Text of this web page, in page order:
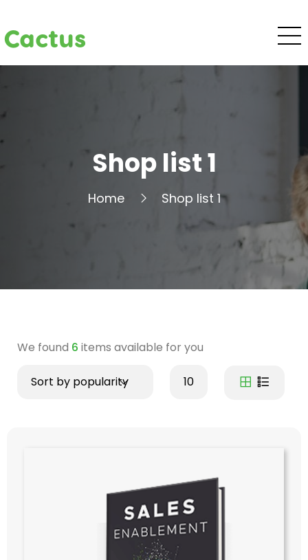
Cactus
Shop list 1
Home Shop list 1
We found 6 items available for you
Sort by popularity 10